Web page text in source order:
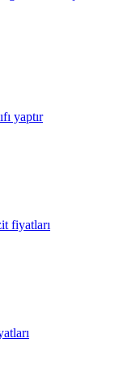
yaptır
fiyatları